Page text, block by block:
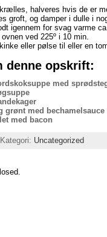
halveres hvis de er
groft, og damper i dulle i
igennem for svag varme
ved 225º i 10 min.
eller pølse til eller en
denne opskrift:
med
grønt med bechamelsauce
med bacon
Uncategorized